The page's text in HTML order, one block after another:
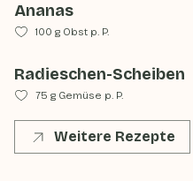
Ananas
100 g Obst p. P.
Radieschen-Scheiben
75 g Gemüse p. P.
Weitere Rezepte